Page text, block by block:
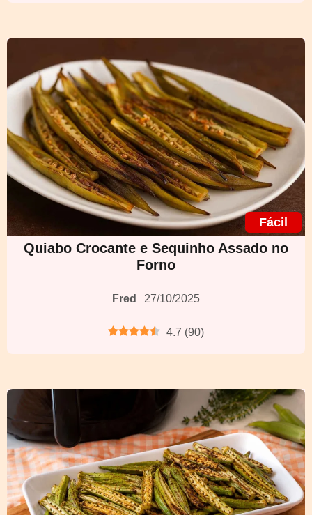
Fácil
Quiabo Crocante e Sequinho Assado no
Forno
Fred 27/10/2025
4.7 (90)